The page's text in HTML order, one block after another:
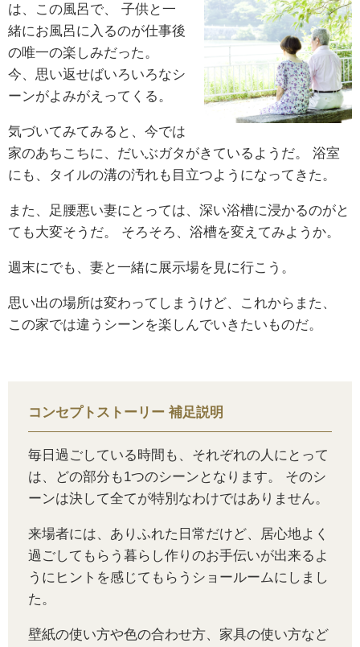
は、この風呂で、
子供と一
緒にお風呂に入るのが仕事後
の唯一の楽しみだった。
今、思い返せばいろいろなシ
ーンがよみがえってくる。
気づいてみてみると、今では
家のあちこちに、だいぶガタがきているようだ。
浴室
にも、タイルの溝の汚れも目立つようになってきた。
また、足腰悪い妻にとっては、深い浴槽に浸かるのがと
ても大変そうだ。
そろそろ、浴槽を変えてみようか。
週末にでも、妻と一緒に展示場を見に行こう。
思い出の場所は変わってしまうけど、これからまた、
この家では違うシーンを楽しんでいきたいものだ。
コンセプトストーリー 補足説明
毎日過ごしている時間も、それぞれの人にとって
は、どの部分も1つのシーンとなります。 そのシ
ーンは決して全てが特別なわけではありません。
来場者には、ありふれた日常だけど、居心地よく
過ごしてもらう暮らし作りのお手伝いが出来るよ
うにヒントを感じてもらうショールームにしまし
た。
壁紙の使い方や色の合わせ方、家具の使い方など